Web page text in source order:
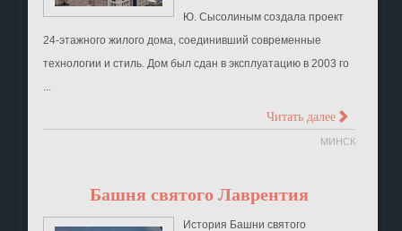
Ю. Сысолиным создала проект
24-этажного жилого дома, соединивший современные
технологии и стиль. Дом был сдан в эксплуатацию в 2003 го
Читать далее >
МИНСК
Башня святого Лаврентия
История Башни святого